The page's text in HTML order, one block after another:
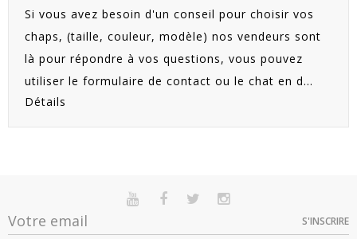
Si vous avez besoin d'un conseil pour choisir vos
chaps, (taille, couleur, modèle) nos vendeurs sont
là pour répondre à vos questions, vous pouvez
utiliser le formulaire de contact ou le chat en d...
Détails
S'INSCRIRE